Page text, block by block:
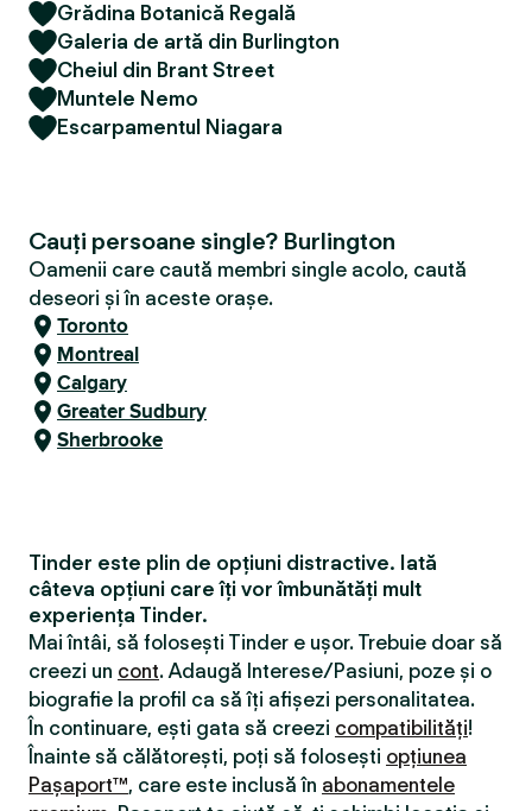
Grădina Botanică Regală
Galeria de artă din Burlington
Cheiul din Brant Street
Muntele Nemo
Escarpamentul Niagara
Cauți persoane single? Burlington
Oamenii care caută membri single acolo, caută
deseori și în aceste orașe.
Toronto
Montreal
Calgary
Greater Sudbury
Sherbrooke
Tinder este plin de opțiuni distractive. Iată
câteva opțiuni care îți vor îmbunătăți mult
experiența Tinder.
Mai întâi, să folosești Tinder e ușor. Trebuie doar să
creezi un cont. Adaugă Interese/Pasiuni, poze și o
biografie la profil ca să îți afișezi personalitatea.
În continuare, ești gata să creezi compatibilităţi!
Înainte să călătorești, poți să folosești opțiunea
Pașaport™, care este inclusă în abonamentele